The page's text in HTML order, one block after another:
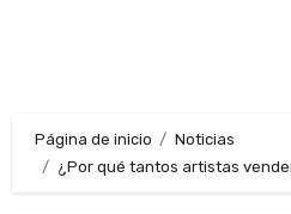
Página de inicio
Noticias
¿Por qué tantos artistas